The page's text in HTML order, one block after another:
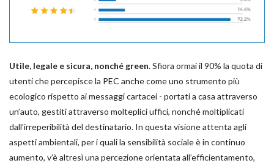
Utile, legale e sicura, nonché green. Sfiora ormai il 90% la quota di
utenti che percepisce la PEC anche come uno strumento più
ecologico rispetto ai messaggi cartacei - portati a casa attraverso
un’auto, gestiti attraverso molteplici uffici, nonché moltiplicati
dall’irreperibilità del destinatario. In questa visione attenta agli
aspetti ambientali, per i quali la sensibilità sociale è in continuo
aumento, v’è altresì una percezione orientata all’efficientamento,